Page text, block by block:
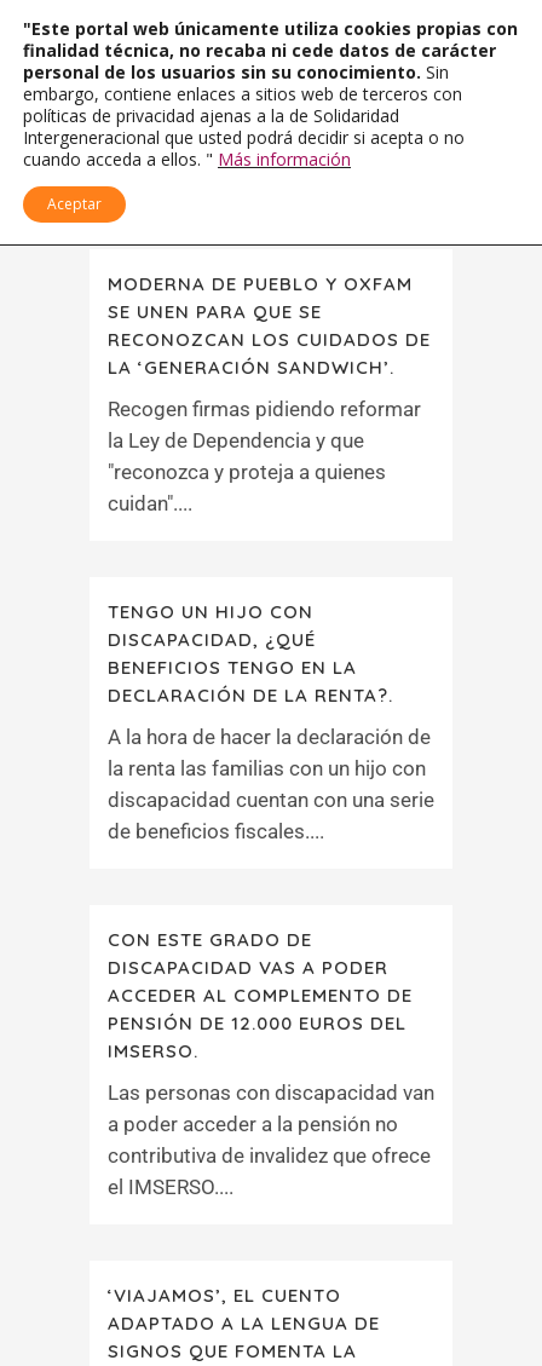
MODERNA DE PUEBLO Y OXFAM
SE UNEN PARA QUE SE
RECONOZCAN LOS CUIDADOS DE
LA ‘GENERACIÓN SANDWICH’.
Recogen firmas pidiendo reformar
la Ley de Dependencia y que
"reconozca y proteja a quienes
cuidan"....
TENGO UN HIJO CON
DISCAPACIDAD, ¿QUÉ
BENEFICIOS TENGO EN LA
DECLARACIÓN DE LA RENTA?.
A la hora de hacer la declaración de
la renta las familias con un hijo con
discapacidad cuentan con una serie
de beneficios fiscales....
CON ESTE GRADO DE
DISCAPACIDAD VAS A PODER
ACCEDER AL COMPLEMENTO DE
PENSIÓN DE 12.000 EUROS DEL
IMSERSO.
Las personas con discapacidad van
a poder acceder a la pensión no
contributiva de invalidez que ofrece
el IMSERSO....
‘VIAJAMOS’, EL CUENTO
ADAPTADO A LA LENGUA DE
SIGNOS QUE FOMENTA LA
"Este portal web únicamente utiliza cookies propias con
finalidad técnica, no recaba ni cede datos de carácter
personal de los usuarios sin su conocimiento. Sin
embargo, contiene enlaces a sitios web de terceros con
políticas de privacidad ajenas a la de Solidaridad
Intergeneracional que usted podrá decidir si acepta o no
cuando acceda a ellos. " Más información
Aceptar